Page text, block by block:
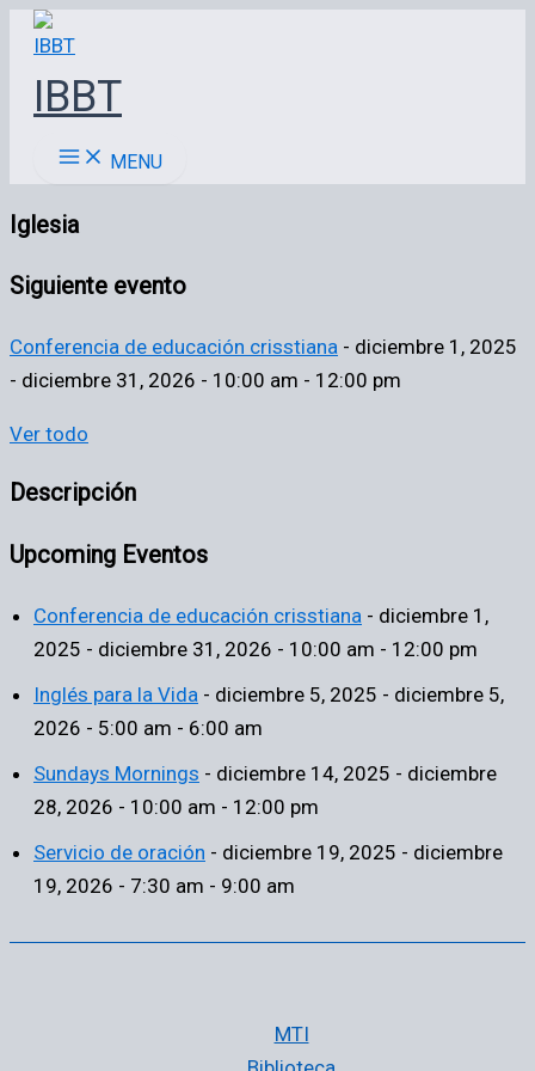
contenido
IBBT
MENU
Iglesia
Siguiente evento
Conferencia de educación crisstiana - diciembre 1, 2025
- diciembre 31, 2026 - 10:00 am - 12:00 pm
Ver todo
Descripción
Upcoming Eventos
Conferencia de educación crisstiana - diciembre 1,
2025 - diciembre 31, 2026 - 10:00 am - 12:00 pm
Inglés para la Vida - diciembre 5, 2025 - diciembre 5,
2026 - 5:00 am - 6:00 am
Sundays Mornings - diciembre 14, 2025 - diciembre
28, 2026 - 10:00 am - 12:00 pm
Servicio de oración - diciembre 19, 2025 - diciembre
19, 2026 - 7:30 am - 9:00 am
MTI